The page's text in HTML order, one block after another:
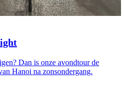
Dan is onze avondtour de
Hanoi na zonsondergang.